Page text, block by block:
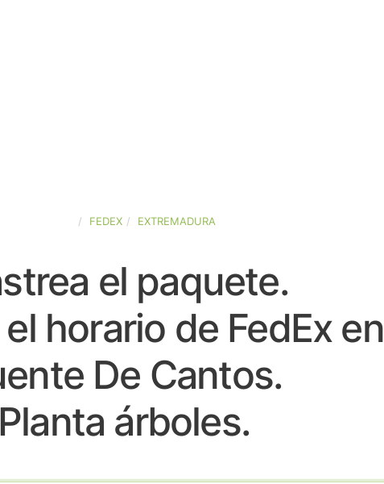
FEDEX EXTREMADURA
el paquete.
horario de FedEx en
De Cantos.
Planta árboles.